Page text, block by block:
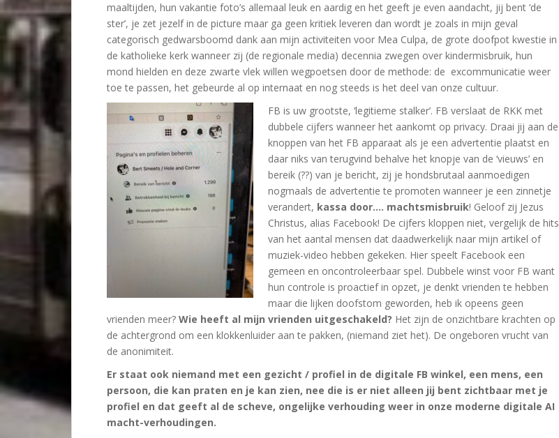
maaltijden, hun vakantie foto’s allemaal leuk en aardig en het geeft je even aandacht, jij bent ‘de
ster’, je zet jezelf in de picture maar ga geen kritiek leveren dan wordt je zoals in mijn geval
categorisch gedwarsboomd dank aan mijn activiteiten voor Mea Culpa, de grote doofpot kwestie in
de katholieke kerk wanneer zij (de regionale media) decennia zwegen over kindermisbruik, hun
mond hielden en deze zwarte vlek willen wegpoetsen door de methode: de excommunicatie weer
toe te passen, het gebeurde al op internaat en nog steeds is het deel van onze cultuur.
FB is uw grootste, ‘legitieme stalker’. FB verslaat de RKK met
dubbele cijfers wanneer het aankomt op privacy. Draai jij aan de
knoppen van het FB apparaat als je een advertentie plaatst en
daar niks van terugvind behalve het knopje van de ‘vieuws’ en
bereik (??) van je bericht, zij je hondsbrutaal aanmoedigen
nogmaals de advertentie te promoten wanneer je een zinnetje
verandert, kassa door…. machtsmisbruik! Geloof zij Jezus
Christus, alias Facebook! De cijfers kloppen niet, vergelijk de hits
van het aantal mensen dat daadwerkelijk naar mijn artikel of
muziek-video hebben gekeken. Hier speelt Facebook een
gemeen en oncontroleerbaar spel. Dubbele winst voor FB want
hun controle is proactief in opzet, je denkt vrienden te hebben
maar die lijken doofstom geworden, heb ik opeens geen
vrienden meer? Wie heeft al mijn vrienden uitgeschakeld? Het zijn de onzichtbare krachten op
de achtergrond om een klokkenluider aan te pakken, (niemand ziet het). De ongeboren vrucht van
de anonimiteit.
Er staat ook niemand met een gezicht / profiel in de digitale FB winkel, een mens, een
persoon, die kan praten en je kan zien, nee die is er niet alleen jij bent zichtbaar met je
profiel en dat geeft al de scheve, ongelijke verhouding weer in onze moderne digitale AI
macht-verhoudingen.